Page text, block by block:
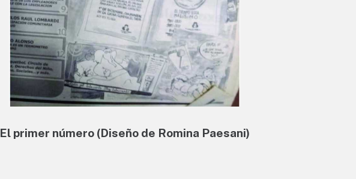
El primer número (Diseño de Romina Paesani)